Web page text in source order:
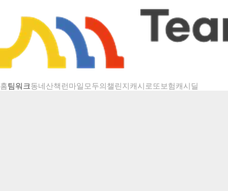
홈팀워크동네산책 런마일모두의챌린지캐시로또보험캐시딜
챌린지 상세